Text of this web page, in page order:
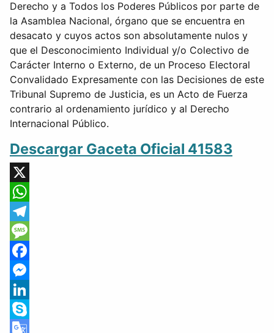
Derecho y a Todos los Poderes Públicos por parte de
la Asamblea Nacional, órgano que se encuentra en
desacato y cuyos actos son absolutamente nulos y
que el Desconocimiento Individual y/o Colectivo de
Carácter Interno o Externo, de un Proceso Electoral
Convalidado Expresamente con las Decisiones de este
Tribunal Supremo de Justicia, es un Acto de Fuerza
contrario al ordenamiento jurídico y al Derecho
Internacional Público.
Descargar Gaceta Oficial 41583
X
WhatsApp
Telegram
Message
Facebook
Messenger
LinkedIn
Skype